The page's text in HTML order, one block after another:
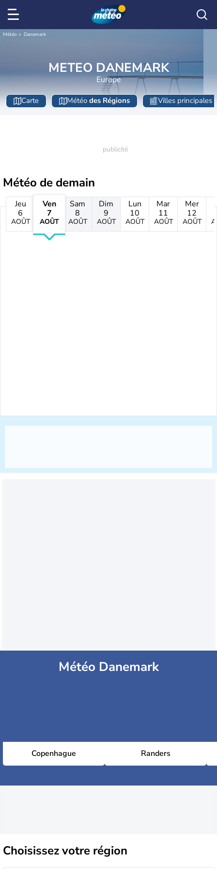
Météo Danemark
METEO DANEMARK
Europe
Carte Météo des Régions Villes principales
Météo de demain
Jeu
6
AOÛT
Ven
7
AOÛT
Sam
8
AOÛT
Dim
9
AOÛT
Lun
10
AOÛT
Mar
11
AOÛT
Mer
12
AOÛT
Météo Danemark
Copenhague Randers
Choisissezvotre région